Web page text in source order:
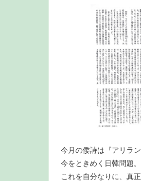
今月の倭詩は『アリラン
今をときめく日韓問題。
これを自分なりに、真